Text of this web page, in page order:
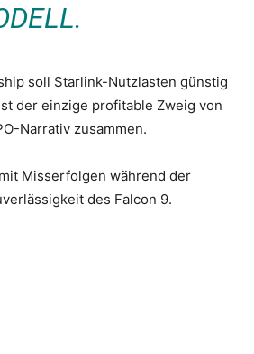
soll Starlink-Nutzlasten günstig
der einzige profitable Zweig von
Narrativ zusammen.
Misserfolgen während der
des Falcon 9.